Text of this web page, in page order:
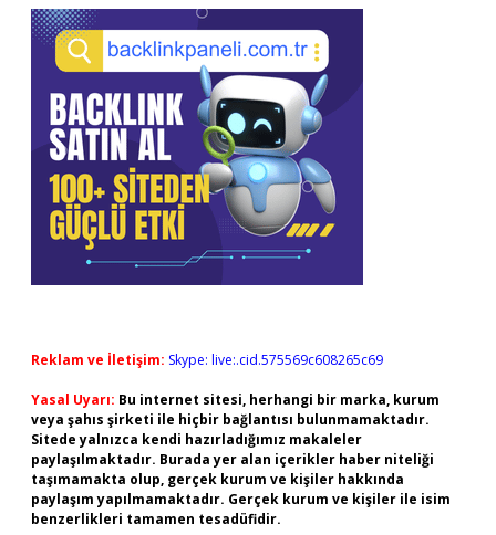
Reklam ve İletişim: Skype: live:.cid.575569c608265c69
Yasal Uyarı: Bu internet sitesi, herhangi bir marka, kurum
veya şahıs şirketi ile hiçbir bağlantısı bulunmamaktadır.
Sitede yalnızca kendi hazırladığımız makaleler
paylaşılmaktadır. Burada yer alan içerikler haber niteliği
taşımamakta olup, gerçek kurum ve kişiler hakkında
paylaşım yapılmamaktadır. Gerçek kurum ve kişiler ile isim
benzerlikleri tamamen tesadüfidir.